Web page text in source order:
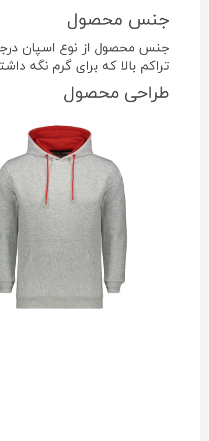
جنس محصول
جنس محصول از نوع اسپان
تراکم بالا که برای گرم نگه
طراحی محصول